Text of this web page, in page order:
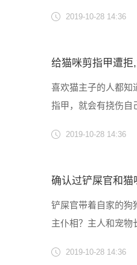
好运马上......
2019-10-28 14:36
给猫咪剪指甲遭
喜欢猫主子的人都知
指甲，就会有挠伤自
2019-10-28 14:36
确认过铲屎官和
铲屎官带着自家的狗
主仆相？主人和宠物
向的人，最......
2019-10-28 14:36